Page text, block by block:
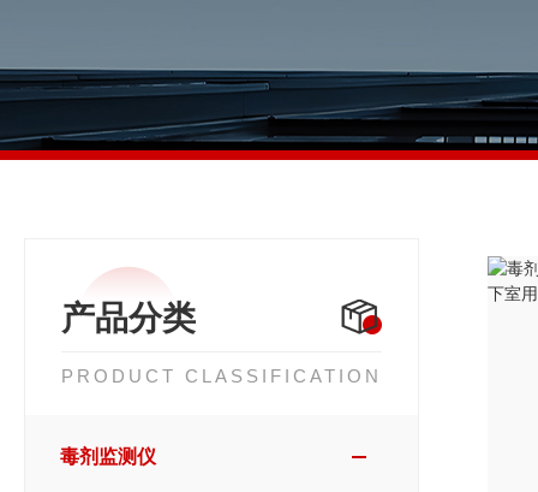
产品分类
PRODUCT CLASSIFICATION
毒剂监测仪